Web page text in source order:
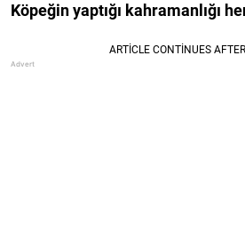
Köpeğin yaptığı kahramanlığı